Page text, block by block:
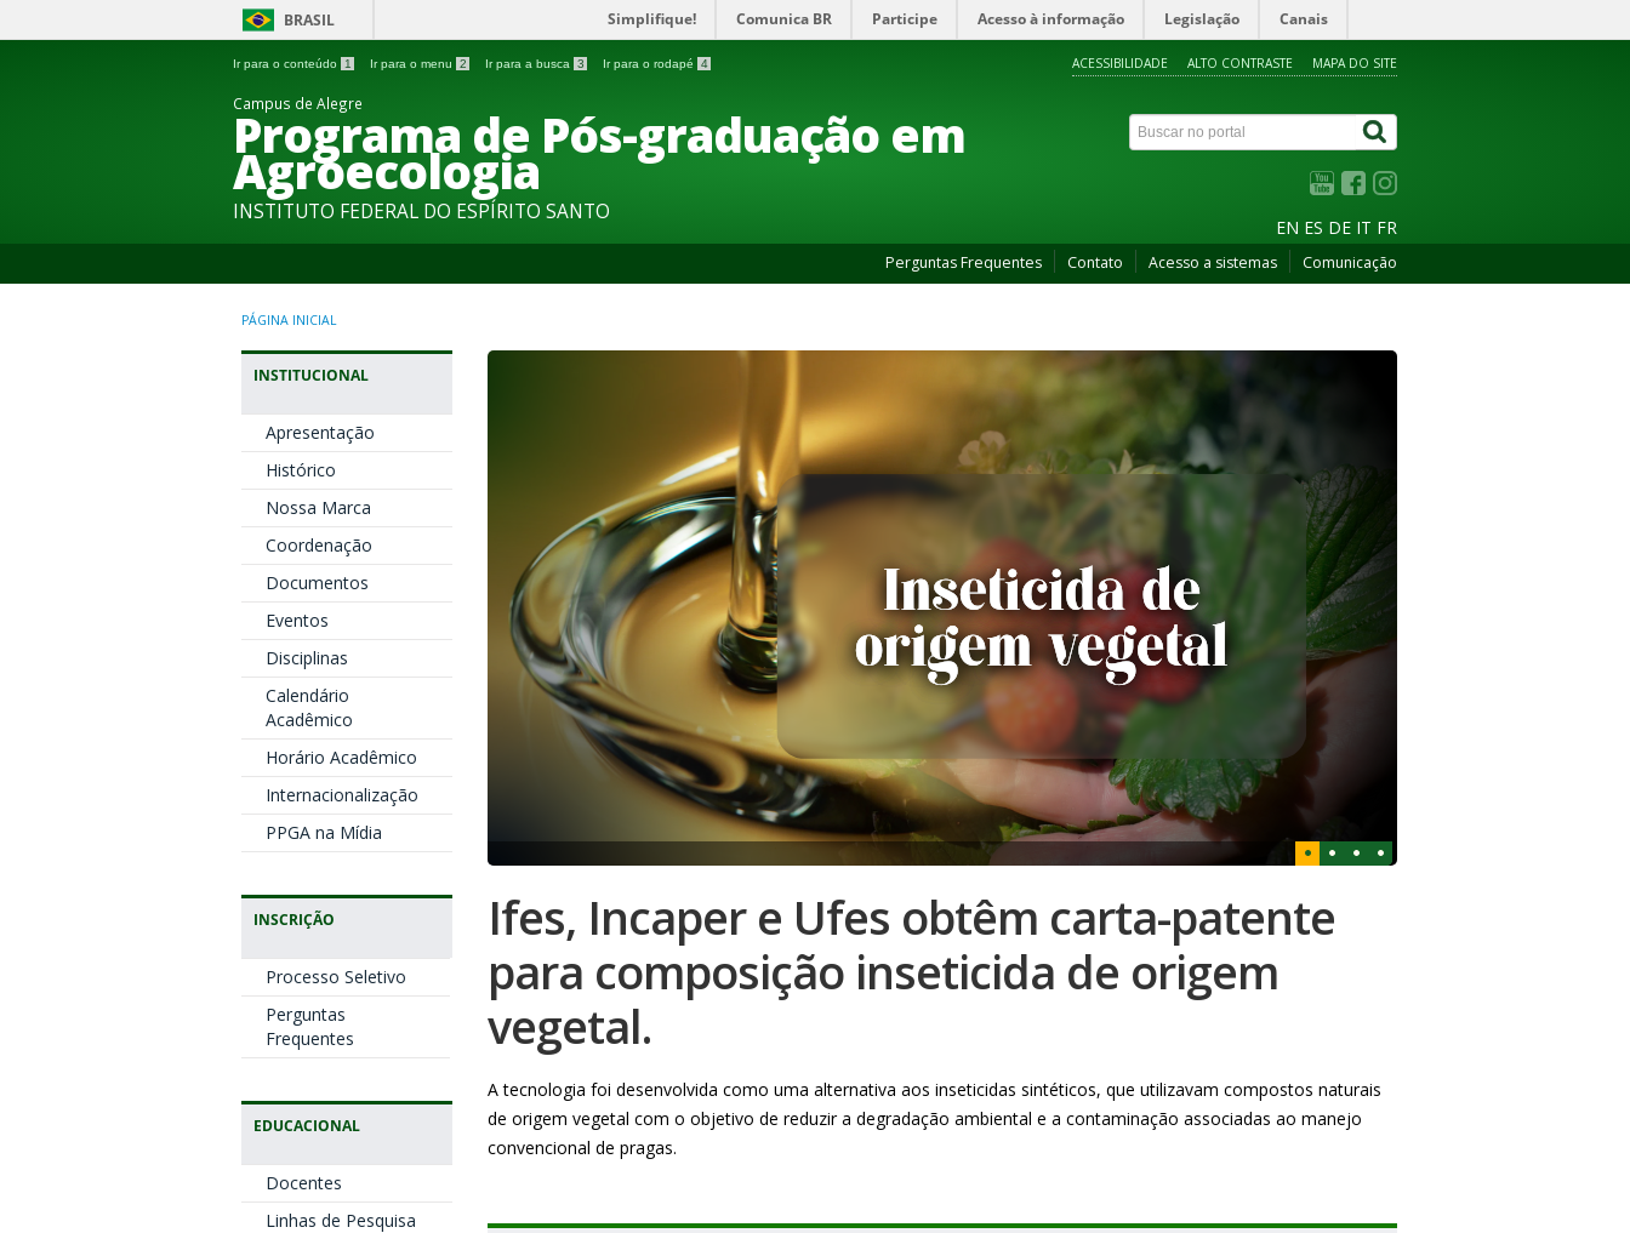
BRASIL Simplifique! Comunica BR Participe Acesso à informação Legislação Canais
Ir para o conteúdo 1 Ir para o menu 2 Ir para a busca 3 Ir para o rodapé 4 ACESSIBILIDADE ALTO CONTRASTE MAPA DO SITE
Campus de Alegre
Programa de Pós-graduação em
Agroecologia
INSTITUTO FEDERAL DO ESPÍRITO SANTO
EN ES DE IT FR
Perguntas Frequentes Contato Acesso a sistemas Comunicação
PÁGINA INICIAL
INSTITUCIONAL
Apresentação
Histórico
Nossa Marca
Coordenação
Documentos
Eventos
Disciplinas
Calendário
Acadêmico
Horário Acadêmico
Internacionalização
PPGA na Mídia
INSCRIÇÃO
Processo Seletivo
Perguntas
Frequentes
EDUCACIONAL
Docentes
Linhas de Pesquisa
Ifes, Incaper e Ufes obtêm carta-patente
para composição inseticida de origem
vegetal.
A tecnologia foi desenvolvida como uma alternativa aos inseticidas sintéticos, que utilizavam compostos naturais
de origem vegetal com o objetivo de reduzir a degradação ambiental e a contaminação associadas ao manejo
convencional de pragas.